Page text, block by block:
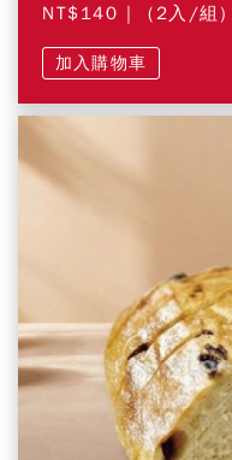
NT$140 | (2入/組)
加入購物車